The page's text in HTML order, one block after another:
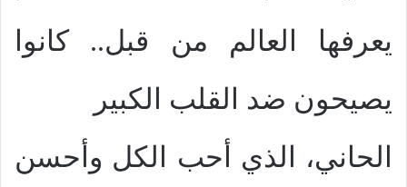
يعرفها العالم من قبل.. كانوا
يصيحون ضد القلب الكبير
الحاني، الذي أحب الكل وأحسن